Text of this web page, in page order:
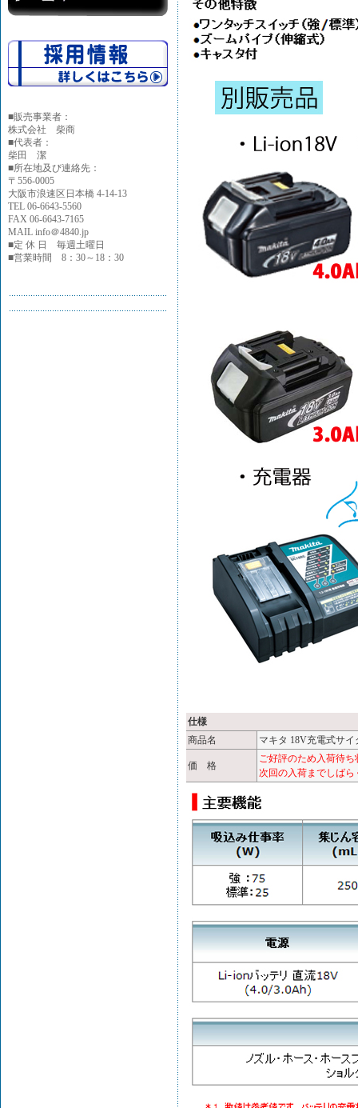
■販売事業者：
株式会社 柴商
■代表者：
柴田 潔
■所在地及び連絡先：
〒556-0005
大阪市浪速区日本橋 4-14-13
TEL 06-6643-5560
FAX 06-6643-7165
MAIL info＠4840.jp
■定 休 日 毎週土曜日
■営業時間 8：30～18：30
仕様
商品名
マキタ 18V充電式サ
価 格
ご好評のため入荷待ち
次回の入荷までしば